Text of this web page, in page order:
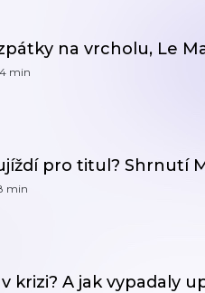
na vrcholu, Le
min
pro titul? Shrnutí
min
krizi? A jak vypadaly